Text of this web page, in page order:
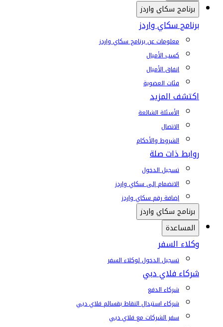
برنامج سكاي واردز
برنامج سكاي واردز
معلومات عن برنامج سكاي واردز
كسب الأميال
إنفاق الأميال
فئات العضوية
اكتشف المزيد
الأسئلة الشائعة
الاتصال
الشروط والأحكام
روابط ذات صلة
تسجيل الدخول
الانضمام إلى سكاي واردز
إضافة رقم سكاي واردز
برنامج سكاي واردز
المساعدة
وكلاء السفر
تسجيل الدخول لوكلاء السفر
شركاء فلاي دبي
شركاء الدفع
شركاء استبدال النقاط بقسائم فلاي دبي
سفر الشركات مع فلاي دبي